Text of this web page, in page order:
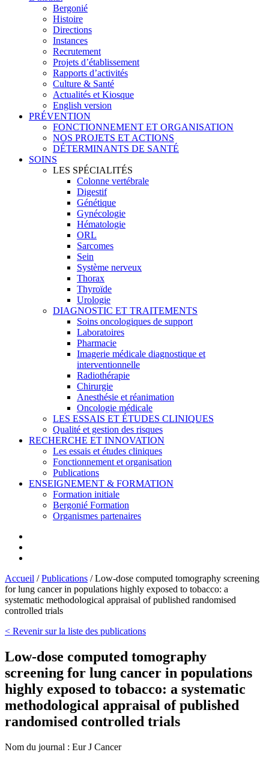
Bergonié
Histoire
Directions
Instances
Recrutement
Projets d’établissement
Rapports d’activités
Culture & Santé
Actualités et Kiosque
English version
PRÉVENTION
FONCTIONNEMENT ET ORGANISATION
NOS PROJETS ET ACTIONS
DÉTERMINANTS DE SANTÉ
SOINS
LES SPÉCIALITÉS
Colonne vertébrale
Digestif
Génétique
Gynécologie
Hématologie
ORL
Sarcomes
Sein
Système nerveux
Thorax
Thyroïde
Urologie
DIAGNOSTIC ET TRAITEMENTS
Soins oncologiques de support
Laboratoires
Pharmacie
Imagerie médicale diagnostique et
interventionnelle
Radiothérapie
Chirurgie
Anesthésie et réanimation
Oncologie médicale
LES ESSAIS ET ÉTUDES CLINIQUES
Qualité et gestion des risques
RECHERCHE ET INNOVATION
Les essais et études cliniques
Fonctionnement et organisation
Publications
ENSEIGNEMENT & FORMATION
Formation initiale
Bergonié Formation
Organismes partenaires
Accueil /Publications /Low-dose computed tomography screening
for lung cancer in populations highly exposed to tobacco: a
systematic methodological appraisal of published randomised
controlled trials
< Revenir sur la liste des publications
Low-dose computed tomography
screening for lung cancer in populations
highly exposed to tobacco: a systematic
methodological appraisal of published
randomised controlled trials
Nom du journal : Eur J Cancer